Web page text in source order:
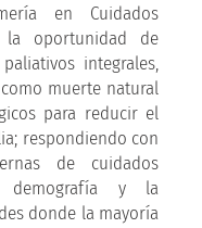
en Cuidados
oportunidad de
integrales,
muerte natural
para reducir el
respondiendo con
de cuidados
demografía y la
donde la mayoría